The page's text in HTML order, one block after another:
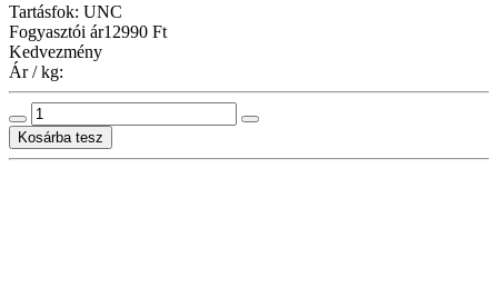
Tartásfok: UNC
Fogyasztói ár12990 Ft
Kedvezmény
Ár / kg: